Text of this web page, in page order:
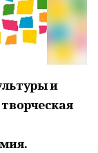
и